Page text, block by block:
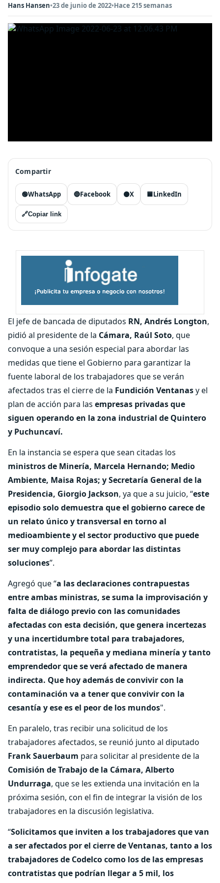
Hans Hansen•23 de junio de 2022•Hace 215 semanas
Compartir
🟢WhatsApp 🔵Facebook ⚫X 🟦LinkedIn
🔗Copiar link
El jefe de bancada de diputados RN, Andrés Longton,
pidió al presidente de la Cámara, Raúl Soto, que
convoque a una sesión especial para abordar las
medidas que tiene el Gobierno para garantizar la
fuente laboral de los trabajadores que se verán
afectados tras el cierre de la Fundición Ventanasy el
plan de acción para las empresas privadas que
siguen operando en la zona industrial de Quintero
y Puchuncaví.
En la instancia se espera que sean citadas los
ministros de Minería, Marcela Hernando; Medio
Ambiente, Maisa Rojas; y Secretaría General de la
Presidencia, Giorgio Jackson, ya que a su juicio, “este
episodio solo demuestra que el gobierno carece de
un relato único y transversal en torno al
medioambiente y el sector productivo que puede
ser muy complejo para abordar las distintas
soluciones”.
Agregó que “a las declaraciones contrapuestas
entre ambas ministras, se suma la improvisación y
falta de diálogo previo con las comunidades
afectadas con esta decisión, que genera incertezas
y una incertidumbre total para trabajadores,
contratistas, la pequeña y mediana minería y tanto
emprendedor que se verá afectado de manera
indirecta. Que hoy además de convivir con la
contaminación va a tener que convivir con la
cesantía y ese es el peor de los mundos".
En paralelo, tras recibir una solicitud de los
trabajadores afectados, se reunió junto al diputado
Frank Sauerbaum para solicitar al presidente de la
Comisión de Trabajo de la Cámara, Alberto
Undurraga, que se les extienda una invitación en la
próxima sesión, con el fin de integrar la visión de los
trabajadores en la discusión legislativa.
“Solicitamos que inviten a los trabajadores que van
a ser afectados por el cierre de Ventanas, tanto a los
trabajadores de Codelco como los de las empresas
contratistas que podrían llegar a 5 mil, los